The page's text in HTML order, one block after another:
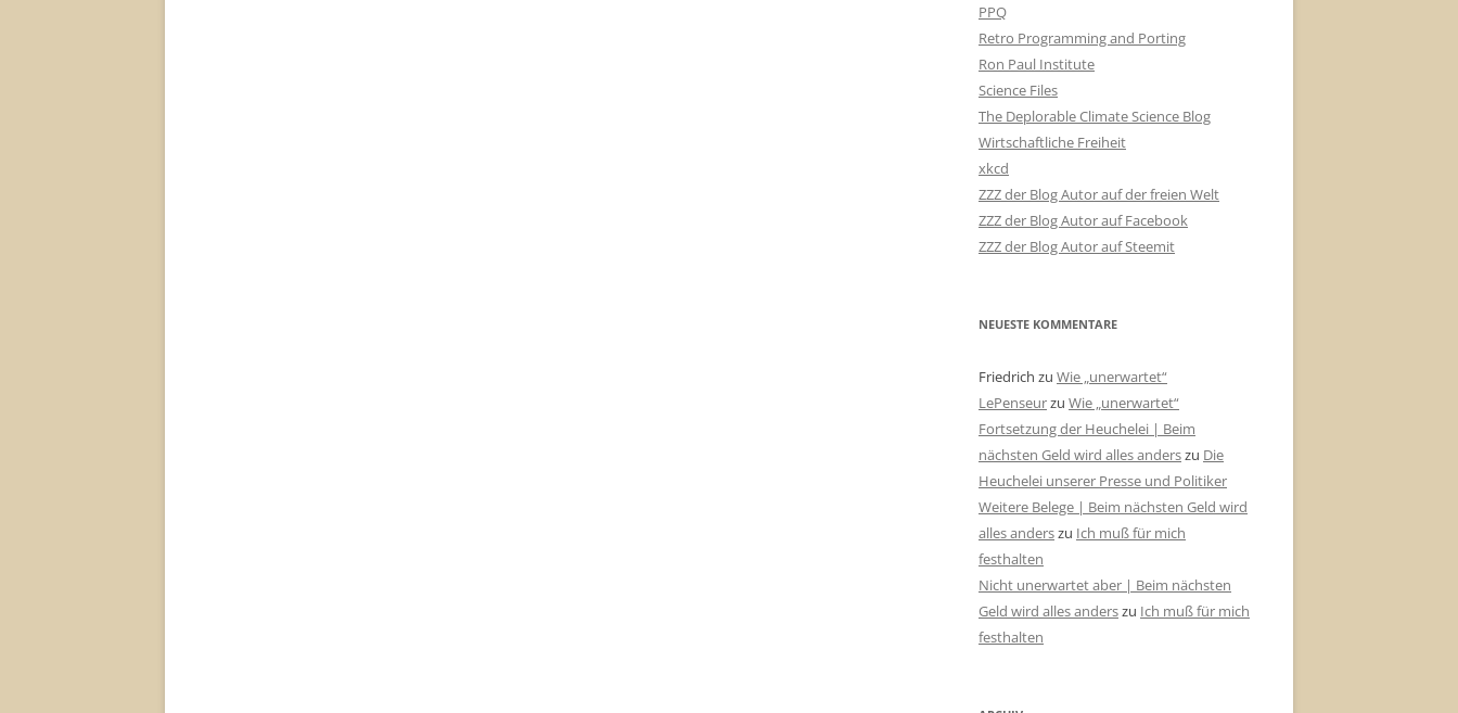
PPQ
Retro Programming and Porting
Ron Paul Institute
Science Files
The Deplorable Climate Science Blog
Wirtschaftliche Freiheit
xkcd
ZZZ der Blog Autor auf der freien Welt
ZZZ der Blog Autor auf Facebook
ZZZ der Blog Autor auf Steemit
NEUESTE KOMMENTARE
Friedrich zu Wie „unerwartet“
LePenseurzu Wie „unerwartet“
Fortsetzung der Heuchelei | Beim
nächsten Geld wird alles anderszu Die
Heuchelei unserer Presse und Politiker
Weitere Belege | Beim nächsten Geld wird
alles anderszu Ich muß für mich
festhalten
Nicht unerwartet aber | Beim nächsten
Geld wird alles anderszu Ich muß für mich
festhalten